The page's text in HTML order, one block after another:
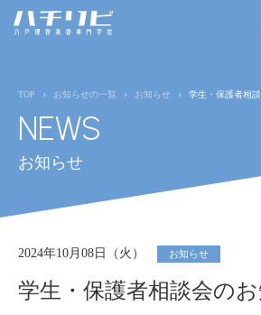
TOP お知らせの一覧 お知らせ 学生・保護者相
NEWS
お知らせ
2024年10月08日（火） お知らせ
学生・保護者相談会の